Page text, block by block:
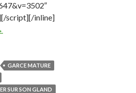
script][/inline]
y j’te filme
GARCE MATURE
SUR SON GLAND